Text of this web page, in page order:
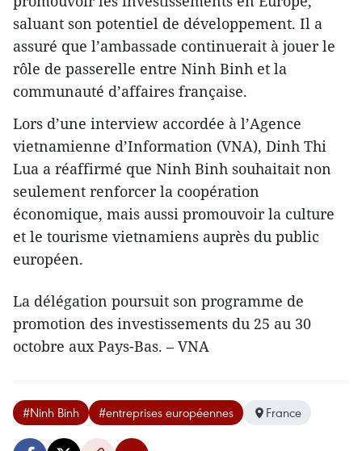
saluant son potentiel de développement. Il a
assuré que l’ambassade continuerait à jouer le
rôle de passerelle entre Ninh Binh et la
communauté d’affaires française.
Lors d’une interview accordée à l’Agence
vietnamienne d’Information (VNA), Dinh Thi
Lua a réaffirmé que Ninh Binh souhaitait non
seulement renforcer la coopération
économique, mais aussi promouvoir la culture
et le tourisme vietnamiens auprès du public
européen.
La délégation poursuit son programme de
promotion des investissements du 25 au 30
octobre aux Pays-Bas. – VNA
#Ninh Binh #entreprises européennes France